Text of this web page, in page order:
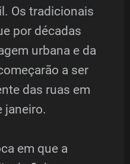
Os tradicionais
por décadas
urbana e da
a ser
das ruas em
janeiro.
em que a